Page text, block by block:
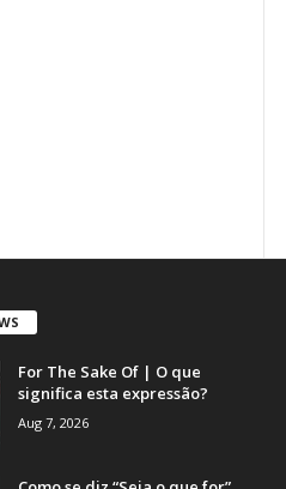
For The Sake Of | O que
significa esta expressão?
Aug 7, 2026